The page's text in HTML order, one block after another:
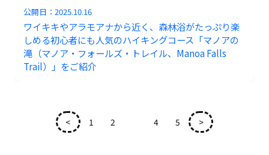
公開日：2025.10.16
ワイキキやアラモアナから近く、森林浴がたっぷり楽
しめる初心者にも人気のハイキングコース「マノアの
滝（マノア・フォールズ・トレイル、Manoa Falls
Trail）」をご紹介
< 1 2 4 5 >